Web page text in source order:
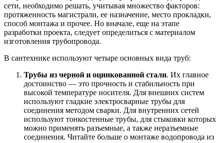
сети, необходимо решать, учитывая множество факторов:
протяженность магистрали, ее назначение, место прокладки,
способ монтажа и прочее. Но вначале, еще на этапе
разработки проекта, следует определиться с материалом
изготовления трубопровода.
В сантехнике используют четыре основных вида труб:
Трубы из черной и оцинкованной стали. Их главное
достоинство — это прочность и стабильность при
высокой температуре носителя. Для внешних систем
используют гладкие электросварные трубы для
соединения методом сварки. Для внутренних сетей
используют тонкостенные трубы, для стыковки которых
можно применять разъемные, а также неразъемные
соединения. Читайте больше о монтаже водопровода из